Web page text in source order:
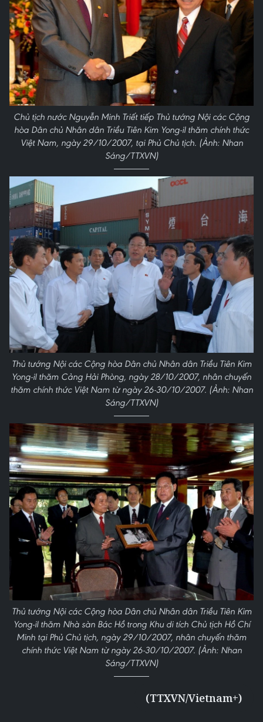
Chủ tịch nước Nguyễn Minh Triết tiếp Thủ tướng Nội các Cộng
hòa Dân chủ Nhân dân Triều Tiên Kim Yong-il thăm chính thức
Việt Nam, ngày 29/10/2007, tại Phủ Chủ tịch. (Ảnh: Nhan
Sáng/TTXVN)
Thủ tướng Nội các Cộng hòa Dân chủ Nhân dân Triều Tiên Kim
Yong-il thăm Cảng Hải Phòng, ngày 28/10/2007, nhân chuyến
thăm chính thức Việt Nam từ ngày 26-30/10/2007. (Ảnh: Nhan
Sáng/TTXVN)
Thủ tướng Nội các Cộng hòa Dân chủ Nhân dân Triều Tiên Kim
Yong-il thăm Nhà sàn Bác Hồ trong Khu di tích Chủ tịch Hồ Chí
Minh tại Phủ Chủ tịch, ngày 29/10/2007, nhân chuyến thăm
chính thức Việt Nam từ ngày 26-30/10/2007. (Ảnh: Nhan
Sáng/TTXVN)
(TTXVN/Vietnam+)